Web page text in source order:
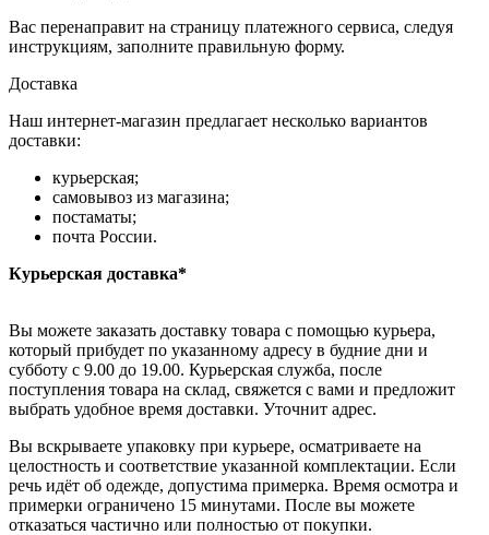
Вас перенаправит на страницу платежного сервиса, следуя
инструкциям, заполните правильную форму.
Доставка
Наш интернет-магазин предлагает несколько вариантов
доставки:
курьерская;
самовывоз из магазина;
постаматы;
почта России.
Курьерская доставка*
Вы можете заказать доставку товара с помощью курьера,
который прибудет по указанному адресу в будние дни и
субботу с 9.00 до 19.00. Курьерская служба, после
поступления товара на склад, свяжется с вами и предложит
выбрать удобное время доставки. Уточнит адрес.
Вы вскрываете упаковку при курьере, осматриваете на
целостность и соответствие указанной комплектации. Если
речь идёт об одежде, допустима примерка. Время осмотра и
примерки ограничено 15 минутами. После вы можете
отказаться частично или полностью от покупки.